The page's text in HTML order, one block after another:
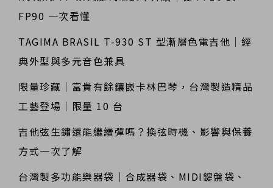
FP90 一次看懂
TAGIMA BRASIL T-930 ST 型漸層色電吉他｜經
典外型與多元音色兼具
限量珍藏｜富貴有餘鑲嵌卡林巴琴，台灣製造精品
工藝登場｜限量 10 台
吉他弦生鏽還能繼續彈嗎？換弦時機、影響與保養
方式一次了解
台灣製多功能樂器袋｜合成器袋、MIDI鍵盤袋、